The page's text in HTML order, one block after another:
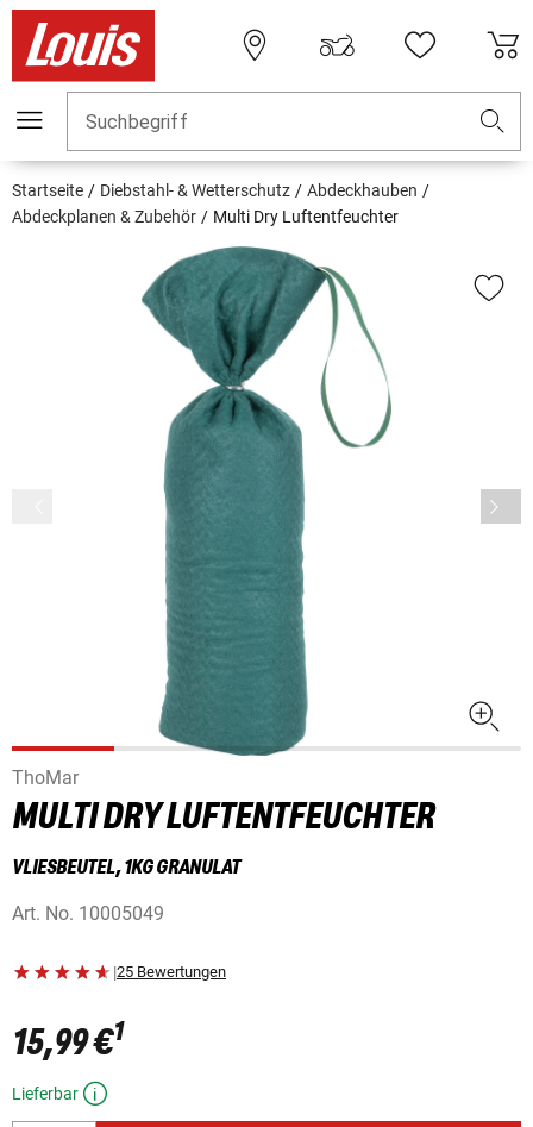
Suchbegriff
Startseite Diebstahl- & Wetterschutz
Abdeckhauben
Abdeckplanen & Zubehör
Multi Dry Luftentfeuchter
ThoMar
MULTI DRY LUFTENTFEUCHTER
VLIESBEUTEL, 1KG GRANULAT
Art. No. 10005049
|25 Bewertungen
15,99 €1
Lieferbar